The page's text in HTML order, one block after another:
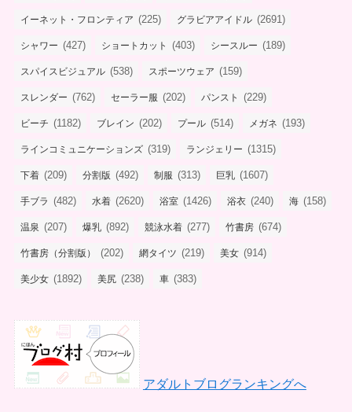
イーネット・フロンティア (225) グラビアアイドル (2691)
シャワー (427) ショートカット (403) シースルー (189)
スパイスビジュアル (538) スポーツウェア (159)
スレンダー (762) セーラー服 (202) パンスト (229)
ビーチ (1182) ブレイン (202) プール (514) メガネ (193)
ラインコミュニケーションズ (319) ランジェリー (1315)
下着 (209) 分割版 (492) 制服 (313) 巨乳 (1607)
手ブラ (482) 水着 (2620) 浴室 (1426) 浴衣 (240) 海 (158)
温泉 (207) 爆乳 (892) 競泳水着 (277) 竹書房 (674)
竹書房（分割版） (202) 網タイツ (219) 美女 (914)
美少女 (1892) 美尻 (238) 車 (383)
アダルトブログランキングへ